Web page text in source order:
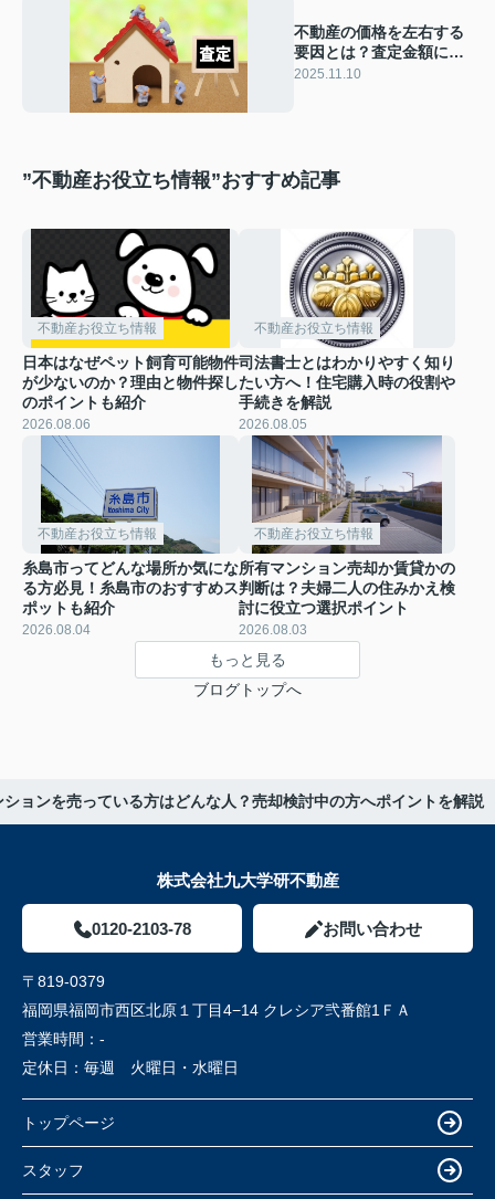
不動産の価格を左右する
要因とは？査定金額に差
がある理由も解説
2025.11.10
”不動産お役立ち情報”おすすめ記事
不動産お役立ち情報
日本はなぜペット飼育可能物件
が少ないのか？理由と物件探し
のポイントも紹介
2026.08.06
不動産お役立ち情報
司法書士とはわかりやすく知り
たい方へ！住宅購入時の役割や
手続きを解説
2026.08.05
不動産お役立ち情報
糸島市ってどんな場所か気にな
る方必見！糸島市のおすすめス
ポットも紹介
2026.08.04
不動産お役立ち情報
所有マンション売却か賃貸かの
判断は？夫婦二人の住みかえ検
討に役立つ選択ポイント
2026.08.03
もっと見る
ブログトップへ
ョンを売っている方はどんな人？売却検討中の方へポイントを解説
株式会社九大学研不動産
0120-2103-78 お問い合わせ
〒819-0379
福岡県福岡市西区北原１丁目4−14 クレシア弐番館1ＦＡ
営業時間： -
定休日： 毎週 火曜日・水曜日
トップページ
スタッフ